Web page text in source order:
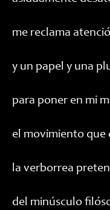
me reclama
y un papel y una
para poner en mi
el movimiento que
la verborrea
del minúsculo